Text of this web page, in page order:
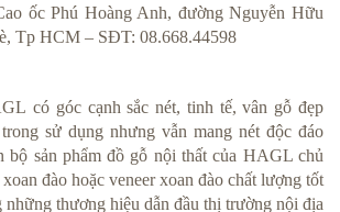
ốc Phú Hoàng Anh, đường Nguyễn Hữu
Tp HCM – SĐT: 08.668.44598​
có góc cạnh sắc nét, tinh tế, vân gỗ đẹp
sử dụng nhưng vẫn mang nét độc đáo
bộ sản phẩm đồ gỗ nội thất của HAGL chủ
đào hoặc veneer xoan đào chất lượng tốt
những thương hiệu dẫn đầu thị trường nội địa